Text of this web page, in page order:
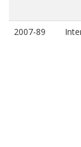
2007-89